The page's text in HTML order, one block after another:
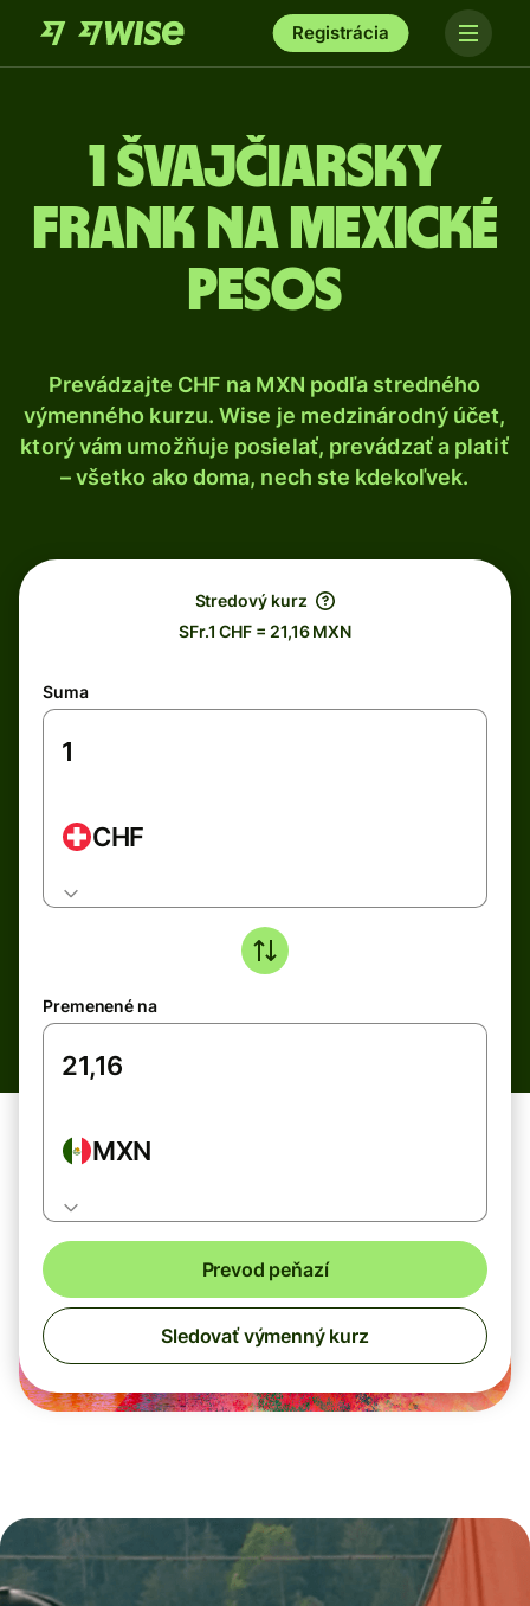
Registrácia
1 Švajčiarsky
frank na mexické
pesos
Prevádzajte CHF na MXN podľa stredného
výmenného kurzu. Wise je medzinárodný účet,
ktorý vám umožňuje posielať, prevádzať a platiť
– všetko ako doma, nech ste kdekoľvek.
Stredový kurz
SFr.1 CHF = 21,16 MXN
Suma
CHF
Premenené na
MXN
Prevod peňazí
Sledovať výmenný kurz